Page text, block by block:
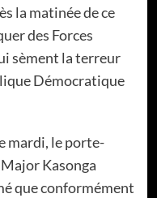
la matinée de ce
des Forces
sèment la terreur
Démocratique
mardi, le porte-
Kasonga
que conformément